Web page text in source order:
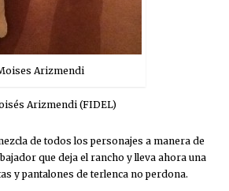
Arizmendi
Arizmendi (FIDEL)
de todos los personajes a manera de
que deja el rancho y lleva ahora una
y pantalones de terlenca no perdona.